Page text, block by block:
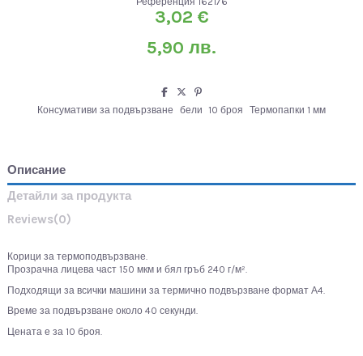
3,02 €
5,90 лв.
Консумативи за подвързване бели 10 броя Термопапки 1 мм
Описание
Детайли за продукта
Reviews(0)
Корици за термоподвързване.
Прозрачна лицева част 150 мкм и бял гръб 240 г/м².
Подходящи за всички машини за термично подвързване формат А4.
Време за подвързване около 40 секунди.
Цената е за 10 броя.